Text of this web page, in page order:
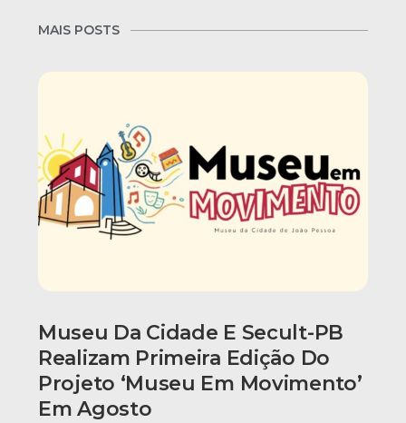
MAIS POSTS
Museu Da Cidade E Secult-PB
Realizam Primeira Edição Do
Projeto ‘Museu Em Movimento’
Em Agosto